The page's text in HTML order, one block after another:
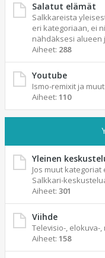
Salatut elämät
Salkkareista
eri kategoriaan, ei
nähdäksesi alueen
Aiheet: 288
Youtube
Ismo-remixit ja
Aiheet: 110
Yleinen
Jos muut kategoriat
Salkkari-
Aiheet: 301
Viihde
Televisio-, elokuva-
Aiheet: 158